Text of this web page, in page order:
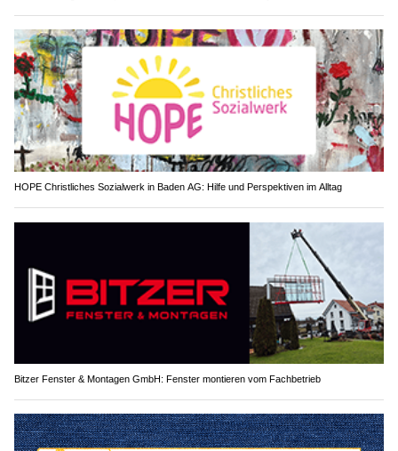
HOPE Christliches Sozialwerk in Baden AG: Hilfe und Perspektiven im Alltag
Bitzer Fenster & Montagen GmbH: Fenster montieren vom Fachbetrieb